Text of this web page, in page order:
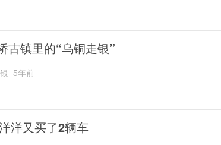
古镇里的“乌铜走银”
5年前
洋又买了2辆车